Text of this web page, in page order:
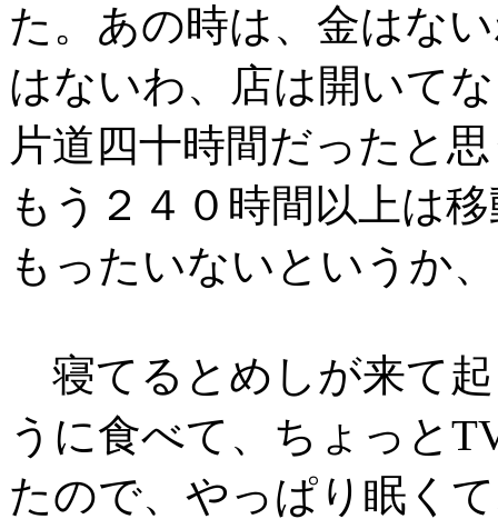
た。あの時は、金はな
はないわ、店は開いて
片道四十時間だったと
もう２４０時間以上は
もったいないというか
寝てるとめしが来て
うに食べて、ちょっと
たので、やっぱり眠く